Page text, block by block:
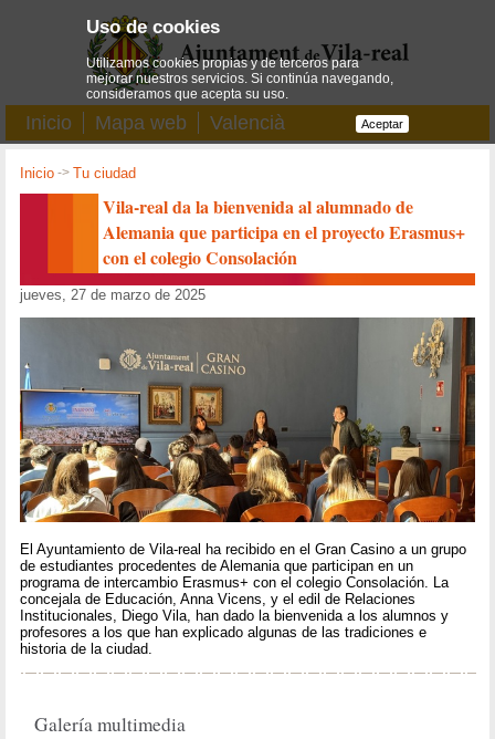
Inicio Mapa web Valencià
Inicio ->Tu ciudad
Vila-real da la bienvenida al alumnado de
Alemania que participa en el proyecto Erasmus+
con el colegio Consolación
jueves, 27 de marzo de 2025
El Ayuntamiento de Vila-real ha recibido en el Gran Casino a un grupo
de estudiantes procedentes de Alemania que participan en un
programa de intercambio Erasmus+ con el colegio Consolación. La
concejala de Educación, Anna Vicens, y el edil de Relaciones
Institucionales, Diego Vila, han dado la bienvenida a los alumnos y
profesores a los que han explicado algunas de las tradiciones e
historia de la ciudad.
Galería multimedia
Uso de cookies
Utilizamos cookies propias y de terceros para
mejorar nuestros servicios. Si continúa navegando,
consideramos que acepta su uso.
Aceptar